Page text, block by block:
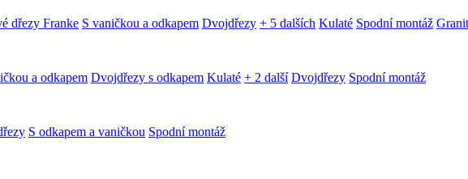
dřezy Franke S vaničkou a odkapem Dvojdřezy + 5 dalších Kulaté Spodní montáž
a odkapem Dvojdřezy s odkapem Kulaté + 2 další Dvojdřezy Spodní montáž
S odkapem a vaničkou Spodní montáž